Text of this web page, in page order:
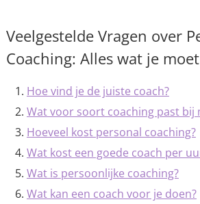
Veelgestelde Vragen over
Coaching: Alles wat je
Hoe vind je de juiste coach?
Wat voor soort coaching past bij
Hoeveel kost personal coaching?
Wat kost een goede coach per
Wat is persoonlijke coaching?
Wat kan een coach voor je doen?